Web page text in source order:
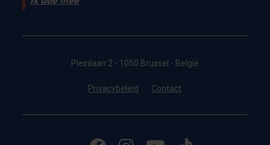
Pleinlaan 2 - 1050 Brussel - België
Privacybeleid Contact